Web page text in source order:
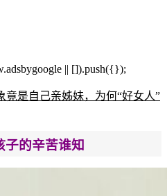
|| []).push({});
竟是自己亲姊妹，为何“好女人”
子的辛苦谁知